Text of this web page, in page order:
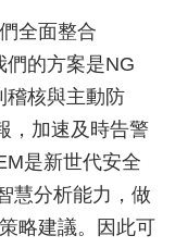
全面整合
們的方案是NG
稽核與主動防
，加速及時告警
是新世代安全
慧分析能力，做
略建議。因此可